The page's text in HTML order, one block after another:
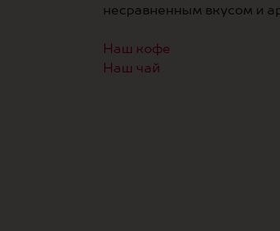
несравненным вкусом и
Наш кофе
Наш чай